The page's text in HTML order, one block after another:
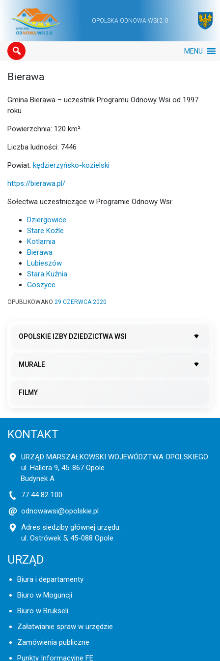
Main NavigationOPOLSKA ODNOWA WSI 2.0
MENU
Bierawa
Gmina Bierawa – uczestnik Programu Odnowy Wsi od 1997
roku
Powierzchnia: 120 km²
Liczba ludności: 7446
Powiat: kędzierzyńsko-kozielski
https://bierawa.pl/
Sołectwa uczestniczące w Programie Odnowy Wsi:
Dziergowice
Stare Koźle
Kotlarnia
Bierawa
Lubieszów
Stara Kuźnia
Goszyce
OPUBLIKOWANO 29 CZERWCA 2020
OPOLSKIE IZBY DZIEDZICTWA WSI
MURALE
FILMY
KONTAKT
URZĄD MARSZAŁKOWSKI WOJEWÓDZTWA OPOLSKIEGO
ul. Hallera 9, 45-867 Opole
Budynek A
77 44 82 100
odnowawsi@opolskie.pl
Adres siedziby głównej urzędu:
ul. Ostrówek 5, 45-088 Opole
URZĄD
Biura i departamenty
Biuro w Moguncji
Biuro w Brukseli
Załatwianie spraw w urzędzie
Zamówienia publiczne
Punkty Informacyjne FE